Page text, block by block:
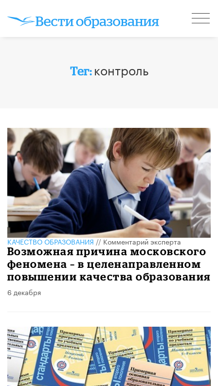
Тег: контроль
КАЧЕСТВО ОБРАЗОВАНИЯ//Комментарий эксперта
Возможная причина московского
феномена – в целенаправленном
повышении качества образования
6 декабря